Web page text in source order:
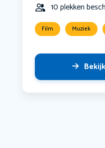
10 plekken
Film Muziek